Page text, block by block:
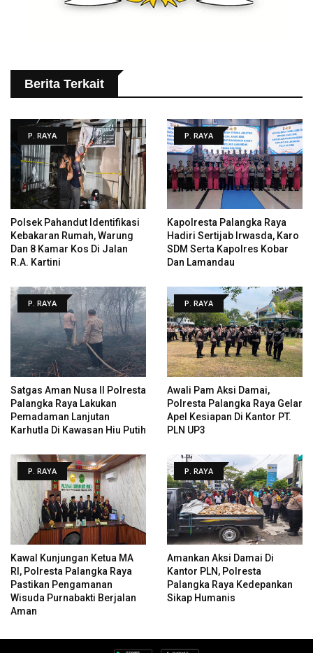
Berita Terkait
P. RAYA
Polsek Pahandut Identifikasi
Kebakaran Rumah, Warung
Dan 8 Kamar Kos Di Jalan
R.A. Kartini
P. RAYA
Kapolresta Palangka Raya
Hadiri Sertijab Irwasda, Karo
SDM Serta Kapolres Kobar
Dan Lamandau
P. RAYA
Satgas Aman Nusa II Polresta
Palangka Raya Lakukan
Pemadaman Lanjutan
Karhutla Di Kawasan Hiu Putih
P. RAYA
Awali Pam Aksi Damai,
Polresta Palangka Raya Gelar
Apel Kesiapan Di Kantor PT.
PLN UP3
P. RAYA
Kawal Kunjungan Ketua MA
RI, Polresta Palangka Raya
Pastikan Pengamanan
Wisuda Purnabakti Berjalan
Aman
P. RAYA
Amankan Aksi Damai Di
Kantor PLN, Polresta
Palangka Raya Kedepankan
Sikap Humanis